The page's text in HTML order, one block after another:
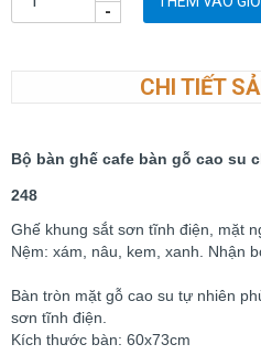
-
CHI TIẾT
Bộ bàn ghế cafe bàn gỗ cao su
248
Ghế khung sắt sơn tĩnh điện, mặt
Nệm: xám, nâu, kem, xanh. Nhận
Bàn tròn mặt gỗ cao su tự nhiên
sơn tĩnh điện.
Kích thước bàn: 60x73cm